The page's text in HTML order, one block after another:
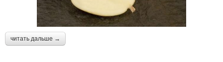
читать дальше →